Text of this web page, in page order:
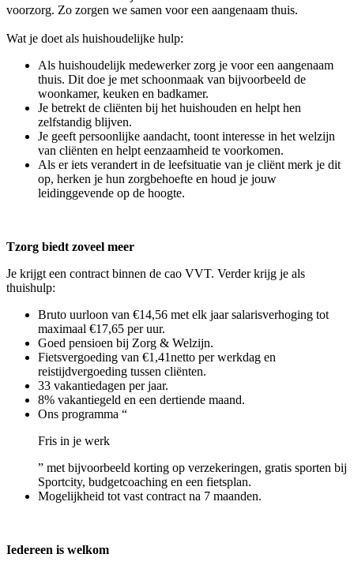
voorzorg. Zo zorgen we samen voor een aangenaam thuis.
Wat je doet als huishoudelijke hulp:
Als huishoudelijk medewerker zorg je voor een aangenaam
thuis. Dit doe je met schoonmaak van bijvoorbeeld de
woonkamer, keuken en badkamer.
Je betrekt de cliënten bij het huishouden en helpt hen
zelfstandig blijven.
Je geeft persoonlijke aandacht, toont interesse in het welzijn
van cliënten en helpt eenzaamheid te voorkomen.
Als er iets verandert in de leefsituatie van je cliënt merk je dit
op, herken je hun zorgbehoefte en houd je jouw
leidinggevende op de hoogte.
Tzorg biedt zoveel meer
Je krijgt een contract binnen de cao VVT. Verder krijg je als
thuishulp:
Bruto uurloon van €14,56 met elk jaar salarisverhoging tot
maximaal €17,65 per uur.
Goed pensioen bij Zorg & Welzijn.
Fietsvergoeding van €1,41netto per werkdag en
reistijdvergoeding tussen cliënten.
33 vakantiedagen per jaar.
8% vakantiegeld en een dertiende maand.
Ons programma “
Fris in je werk
” met bijvoorbeeld korting op verzekeringen, gratis sporten bij
Sportcity, budgetcoaching en een fietsplan.
Mogelijkheid tot vast contract na 7 maanden.
Iedereen is welkom